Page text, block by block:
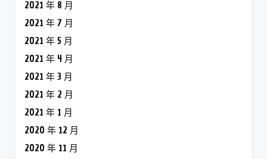
2021 年 8 月
2021 年 7 月
2021 年 5 月
2021 年 4 月
2021 年 3 月
2021 年 2 月
2021 年 1 月
2020 年 12 月
2020 年 11 月